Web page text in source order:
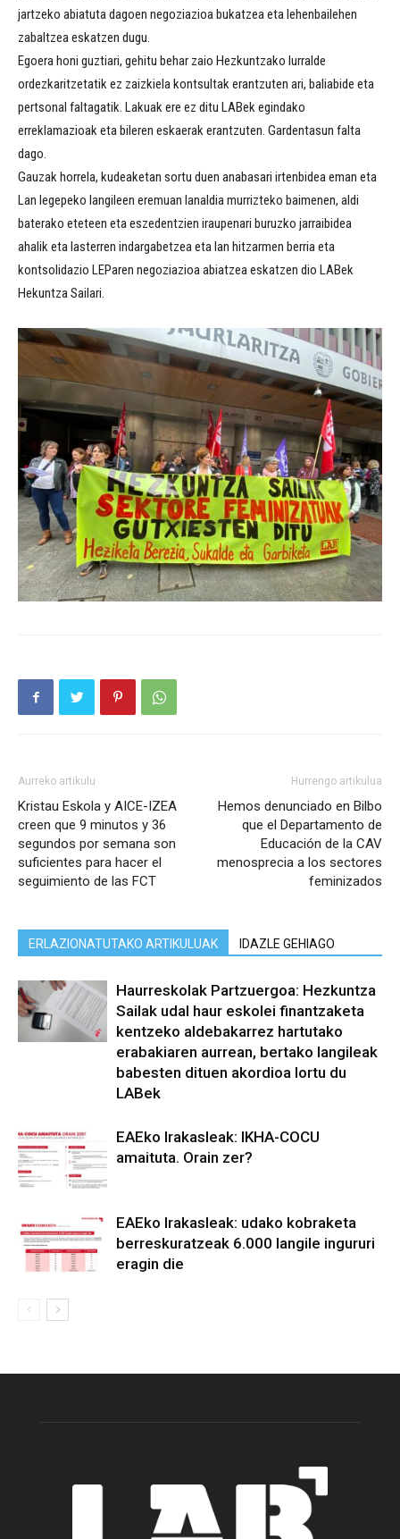
jartzeko abiatuta dagoen negoziazioa bukatzea eta lehenbailehen
zabaltzea eskatzen dugu.
Egoera honi guztiari, gehitu behar zaio Hezkuntzako lurralde
ordezkaritzetatik ez zaizkiela kontsultak erantzuten ari, baliabide eta
pertsonal faltagatik. Lakuak ere ez ditu LABek egindako
erreklamazioak eta bileren eskaerak erantzuten. Gardentasun falta
dago.
Gauzak horrela, kudeaketan sortu duen anabasari irtenbidea eman eta
Lan legepeko langileen eremuan lanaldia murrizteko baimenen, aldi
baterako eteteen eta eszedentzien iraupenari buruzko jarraibidea
ahalik eta lasterren indargabetzea eta lan hitzarmen berria eta
kontsolidazio LEParen negoziazioa abiatzea eskatzen dio LABek
Hekuntza Sailari.
Aurreko artikulu
Kristau Eskola y AICE-IZEA
creen que 9 minutos y 36
segundos por semana son
suficientes para hacer el
seguimiento de las FCT
Hurrengo artikulua
Hemos denunciado en Bilbo
que el Departamento de
Educación de la CAV
menosprecia a los sectores
feminizados
ERLAZIONATUTAKO ARTIKULUAK IDAZLE GEHIAGO
Haurreskolak Partzuergoa: Hezkuntza
Sailak udal haur eskolei finantzaketa
kentzeko aldebakarrez hartutako
erabakiaren aurrean, bertako langileak
babesten dituen akordioa lortu du
LABek
EAEko Irakasleak: IKHA-COCU
amaituta. Orain zer?
EAEko Irakasleak: udako kobraketa
berreskuratzeak 6.000 langile ingururi
eragin die